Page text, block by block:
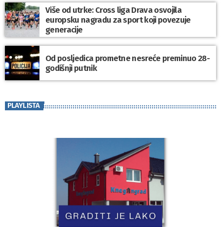
Više od utrke: Cross liga Drava osvojila
europsku nagradu za sport koji povezuje
generacije
Od posljedica prometne nesreće preminuo 28-
godišnji putnik
PLAYLISTA